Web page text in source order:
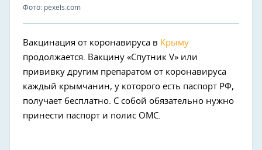
Фото: pexels.com
Вакцинация от коронавируса в Крыму
продолжается. Вакцину «Спутник V» или
прививку другим препаратом от коронавируса
каждый крымчанин, у которого есть паспорт РФ,
получает бесплатно. С собой обязательно нужно
принести паспорт и полис ОМС.